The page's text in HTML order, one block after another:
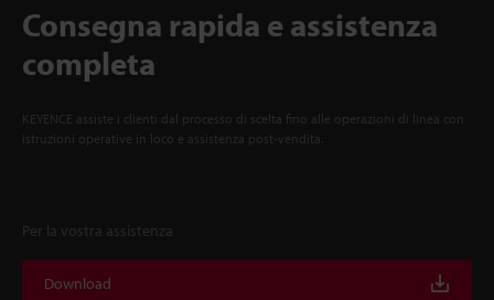
Consegna rapida e assistenza
completa
KEYENCE assiste i clienti dal processo di scelta fino alle operazioni di linea con
istruzioni operative in loco e assistenza post-vendita.
Per la vostra assistenza
Download